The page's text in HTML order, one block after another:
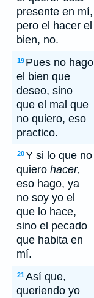
presente en mí,
pero el hacer el
bien, no.
19 Pues no hago
el bien que
deseo, sino
que el mal que
no quiero, eso
practico.
20Y si lo que no
quiero hacer,
eso hago, ya
no soy yo el
que lo hace,
sino el pecado
que habita en
mí.
21Así que,
queriendo yo